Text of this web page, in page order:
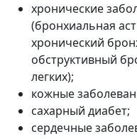
хронические
(бронхиальная
хронический
обструктивный
легких);
кожные
сахарный диабет;
сердечные